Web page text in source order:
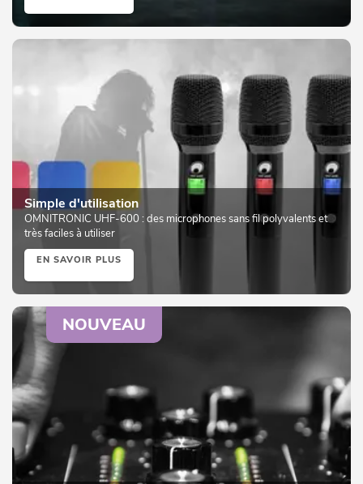
Simple d'utilisation
OMNITRONIC UHF-600 : des microphones sans fil polyvalents et
très faciles à utiliser
EN SAVOIR PLUS
NOUVEAU